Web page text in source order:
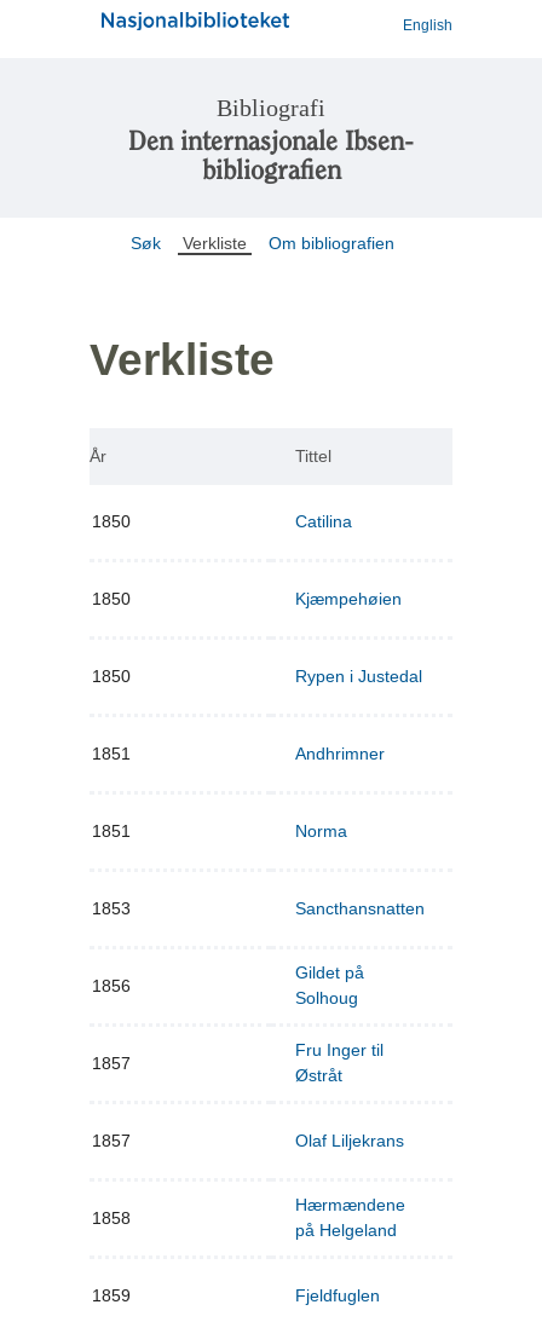
English
Bibliografi
Den internasjonale Ibsen-
bibliografien
Søk Verkliste Om bibliografien
Verkliste
År Tittel
1850 Catilina
1850 Kjæmpehøien
1850 Rypen i Justedal
1851 Andhrimner
1851 Norma
1853 Sancthansnatten
1856
Gildet på
Solhoug
1857
Fru Inger til
Østråt
1857 Olaf Liljekrans
1858
Hærmændene
på Helgeland
1859 Fjeldfuglen